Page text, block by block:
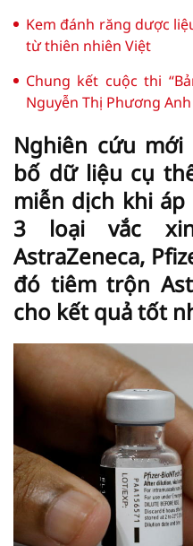
Kem đánh răng dược
từ thiên nhiên Việt
Chung kết cuộc thi
Nguyễn Thị Phương Anh
Nghiên cứu mới
bố dữ liệu cụ
miễn dịch khi
3 loại vắc xin
AstraZeneca,
đó tiêm trộn
cho kết quả tốt